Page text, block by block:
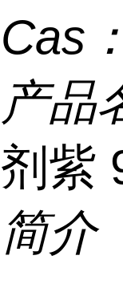
Cas：
产品
剂紫
简介